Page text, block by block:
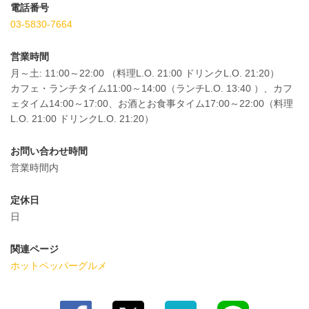
電話番号
03-5830-7664
営業時間
月～土: 11:00～22:00 （料理L.O. 21:00 ドリンクL.O. 21:20）
カフェ・ランチタイム11:00～14:00（ランチL.O. 13:40 ）、カフ
ェタイム14:00～17:00、お酒とお食事タイム17:00～22:00（料理
L.O. 21:00 ドリンクL.O. 21:20）
お問い合わせ時間
営業時間内
定休日
日
関連ページ
ホットペッパーグルメ